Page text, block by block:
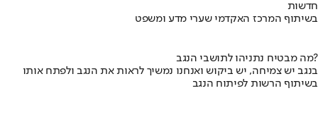
חדשות
בשיתוף המרכז האקדמי שערי מדע ומשפט
מה מבטיח נתניהו לתושבי הנגב?
בנגב יש צמיחה, יש ביקוש ואנחנו נמשיך לראות את הנגב ולפתח אותו
בשיתוף הרשות לפיתוח הנגב